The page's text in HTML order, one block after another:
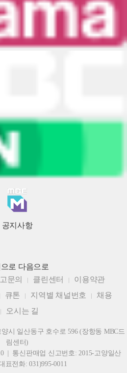
공지사항
로 다음으로
문의 클린센터
이용약관
큐톤 지역별 채널번호
채용
오시는 길
시 일산동구 호수로 596 (장항동 MBC드
림센터)
| 통신판매업 신고번호: 2015-고양일산
표전화: 031)995-0011